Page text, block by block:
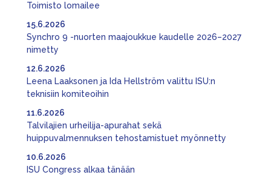
Toimisto lomailee
Synchro 9 -nuorten maajoukkue kaudelle 2026–2027
nimetty
15.6.2026
Leena Laaksonen ja Ida Hellström valittu ISU:n
teknisiin komiteoihin
12.6.2026
Talvilajien urheilija-apurahat sekä
huippuvalmennuksen tehostamistuet myönnetty
11.6.2026
ISU Congress alkaa tänään
10.6.2026